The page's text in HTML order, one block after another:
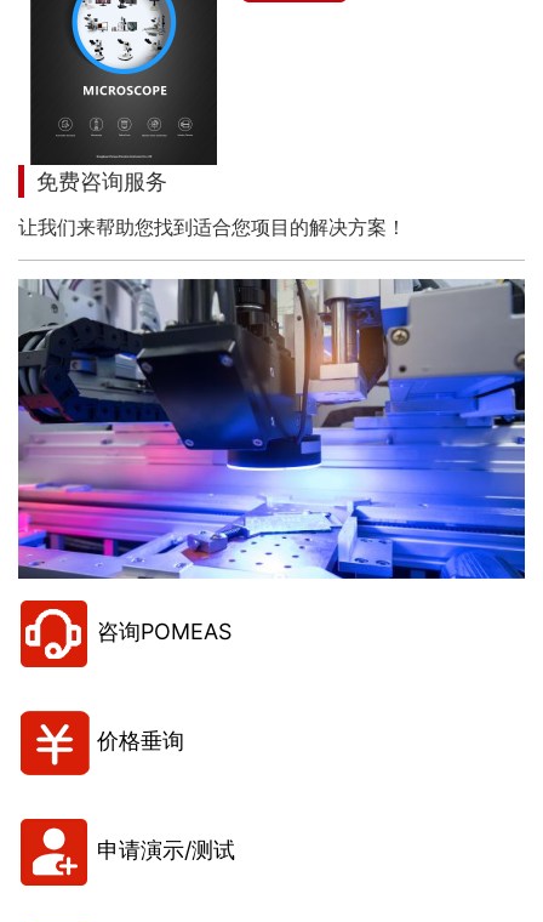
免费咨询服务
让我们来帮助您找到适合您项目的解决方案！
咨询POMEAS
价格垂询
申请演示/测试